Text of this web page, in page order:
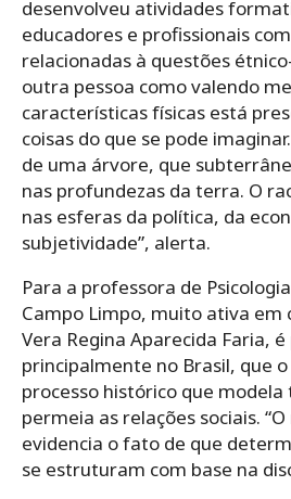
desenvolveu atividades
educadores e profissionais
relacionadas à questões
outra pessoa como valendo
características físicas está
coisas do que se pode
de uma árvore, que
nas profundezas da terra. O
nas esferas da política, da
subjetividade”, alerta.
Para a professora de
Campo Limpo, muito ativa em
Vera Regina Aparecida Faria,
principalmente no Brasil, que
processo histórico que modela
permeia as relações sociais.
evidencia o fato de que
se estruturam com base na